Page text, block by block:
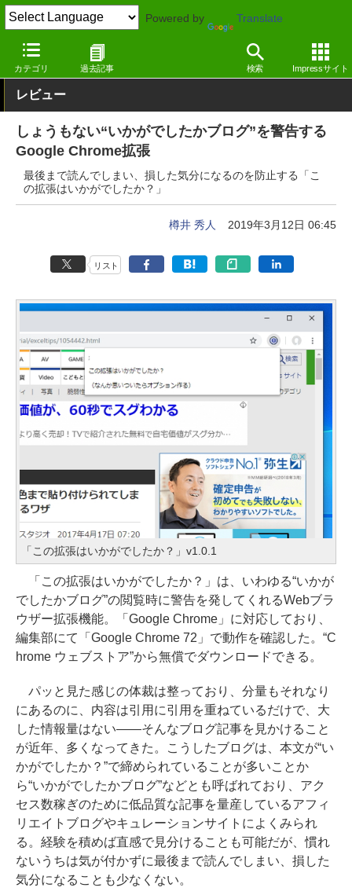
Powered by Translate
カテゴリ 過去記事 検索 Impressサイト
窓の杜 インターネット Google Chrome拡張
レビュー
しょうもない“いかがでしたかブログ”を警告する
Google Chrome拡張
最後まで読んでしまい、損した気分になるのを防止する「こ
の拡張はいかがでしたか？」
樽井 秀人 2019年3月12日 06:45
リスト
「この拡張はいかがでしたか？」v1.0.1
「この拡張はいかがでしたか？」は、いわゆる“いかが
でしたかブログ”の閲覧時に警告を発してくれるWebブラ
ウザー拡張機能。「Google Chrome」に対応しており、
編集部にて「Google Chrome 72」で動作を確認した。“C
hrome ウェブストア”から無償でダウンロードできる。
パッと見た感じの体裁は整っており、分量もそれなり
にあるのに、内容は引用に引用を重ねているだけで、大
した情報量はない――そんなブログ記事を見かけること
が近年、多くなってきた。こうしたブログは、本文が“い
かがでしたか？”で締められていることが多いことか
ら“いかがでしたかブログ”などとも呼ばれており、アク
セス数稼ぎのために低品質な記事を量産しているアフィ
リエイトブログやキュレーションサイトによくみられ
る。経験を積めば直感で見分けることも可能だが、慣れ
ないうちは気が付かずに最後まで読んでしまい、損した
気分になることも少なくない。